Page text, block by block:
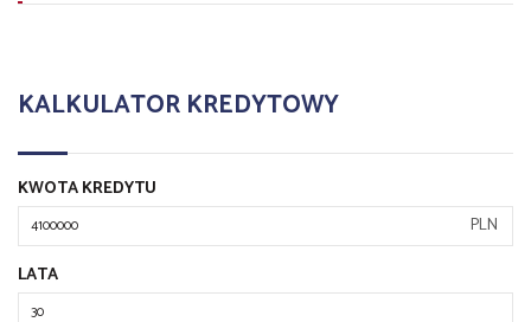
KALKULATOR KREDYTOWY
KWOTA KREDYTU
PLN
LATA